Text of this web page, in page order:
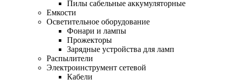
Пилы сабельные аккумуляторные
Емкости
Осветительное оборудование
Фонари и лампы
Прожекторы
Зарядные устройства для ламп
Распылители
Электроинструмент сетевой
Кабели